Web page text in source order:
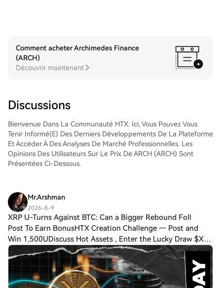
comme aux traders chevronnés.
cryptos.Étape 4 : tradez des QUALCOMM
Incorporated (QCOM)Tradez facilement
QUALCOMM Incorporated (QCOM) sur le
la paire de trading, d'exécuter vos trades
et de les suivre en temps réel. Nous offrons
une expérience conviviale aux débutants
comme aux traders chevronnés.
Comment acheter Archimedes Finance
(ARCH)
Découvrir maintenant
Discussions
Bienvenue Dans La Communauté HTX. Ici, Vous Pouvez Vous
Tenir Informé(e) Des Derniers Développements De La Plateforme
Et Accéder À Des Analyses De Marché Professionnelles. Les
Opinions Des Utilisateurs Sur Le Prix De ARCH (ARCH) Sont
Présentées Ci-Dessous.
Mr.Arshman
2026-8-9
XRP U-Turns Against BTC: Can a Bigger Rebound Foll
Post To Earn BonusHTX Creation Challenge — Post and
Win 1,500UDiscuss Hot Assets , Enter the Lucky Draw $XRP
made a U-turn on the $XRP/$BTC chart, reversing after five
days of decline from August 3. T